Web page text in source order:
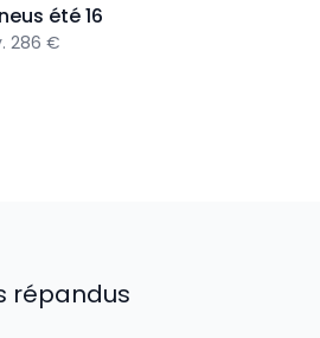
été16
286 €
répandus